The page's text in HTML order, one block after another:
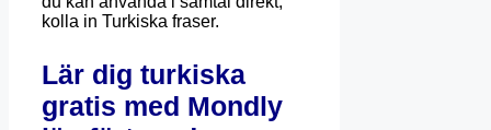
kolla in Turkiska fraser.
Lär dig turkiska
gratis med Mondly